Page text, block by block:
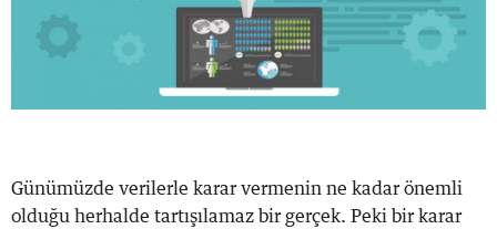
Günümüzde verilerle karar vermenin ne kadar önemli
olduğu herhalde tartışılamaz bir gerçek. Peki bir karar